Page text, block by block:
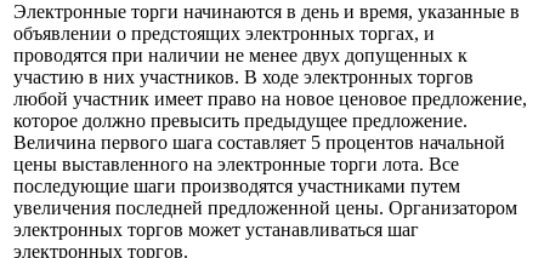
Электронные торги начинаются в день и время, указанные в
объявлении о предстоящих электронных торгах, и
проводятся при наличии не менее двух допущенных к
участию в них участников. В ходе электронных торгов
любой участник имеет право на новое ценовое предложение,
которое должно превысить предыдущее предложение.
Величина первого шага составляет 5 процентов начальной
цены выставленного на электронные торги лота. Все
последующие шаги производятся участниками путем
увеличения последней предложенной цены. Организатором
электронных торгов может устанавливаться шаг
электронных торгов.